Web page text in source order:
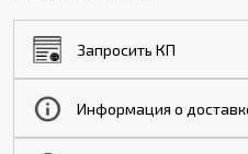
Запросить КП
Информация о